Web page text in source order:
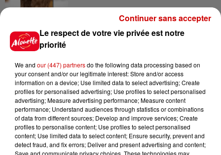
Corrèze : le Musée Jacques
10h23
Amel Bent en concert gratuit
dans l’Ouest
5 août 2026
Le respect de votre vie privée est notre
priorité
We and our (447) partnersdo the following data processing based on
your consent and/or our legitimate interest: Store and/or access
information on a device; Use limited data to select advertising; Create
profiles for personalised advertising; Use profiles to select personalised
advertising; Measure advertising performance; Measure content
performance; Understand audiences through statistics or combinations
of data from different sources; Develop and improve services; Create
profiles to personalise content; Use profiles to select personalised
content; Use limited data to select content; Ensure security, prevent and
detect fraud, and fix errors; Deliver and present advertising and content;
Save and communicate privacy choices. These technologies may
Continuer sans accepter